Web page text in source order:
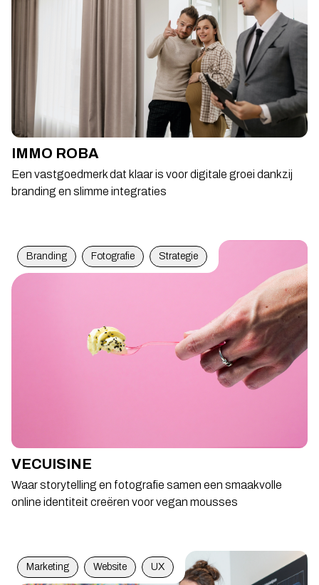
IMMO ROBA
Een vastgoedmerk dat klaar is voor digitale groei dankzij
branding en slimme integraties
Branding Fotografie Strategie
VECUISINE
Waar storytelling en fotografie samen een smaakvolle
online identiteit creëren voor vegan mousses
Marketing Website UX